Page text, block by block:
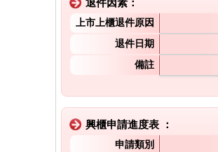
退件因素：
上市上櫃退件原因
退件日期
備註
興櫃申請進度表 ：
申請類別